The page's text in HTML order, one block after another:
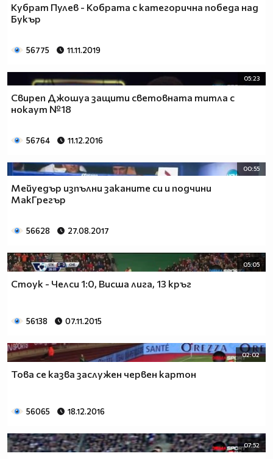
Кубрат Пулев - Кобрата с категорична победа над
Букър
56775 11.11.2019
05:23
Свиреп Джошуа защити световната титла с
нокаут №18
56764 11.12.2016
00:55
Мейуедър изпълни заканите си и подчини
МакГрегър
56628 27.08.2017
05:05
Стоук - Челси 1:0, Висша лига, 13 кръг
56138 07.11.2015
02:02
Това се казва заслужен червен картон
56065 18.12.2016
07:52